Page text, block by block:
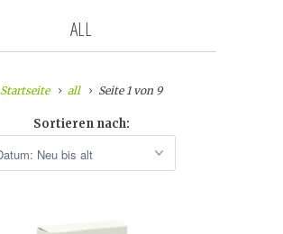
ALL
Startseite all Seite 1 von 9
Sortieren nach: